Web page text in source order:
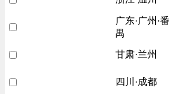
广东·广州·番
禺
甘肃·兰州
四川·成都